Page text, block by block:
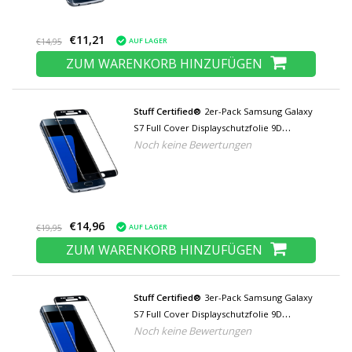
€14,95 €11,21 AUF LAGER
ZUM WARENKORB HINZUFÜGEN
Stuff Certified® 2er-Pack Samsung Galaxy
S7 Full Cover Displayschutzfolie 9D
Hartglasfolie Hartglas
Noch keine Bewertungen
€19,95 €14,96 AUF LAGER
ZUM WARENKORB HINZUFÜGEN
Stuff Certified® 3er-Pack Samsung Galaxy
S7 Full Cover Displayschutzfolie 9D
Hartglasfolie Hartglas
Noch keine Bewertungen